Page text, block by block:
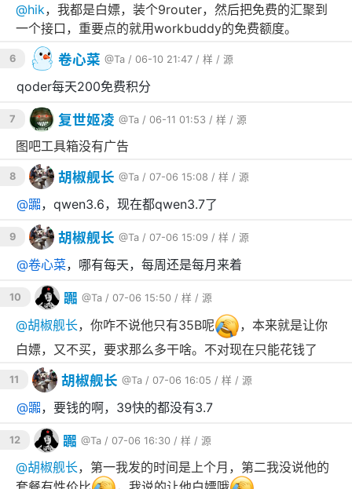
@hik，我都是白嫖，装个9router，然后把免费的汇聚到
一个接口，重要点的就用workbuddy的免费额度。
6 卷心菜 @Ta / 06-10 21:47 / 样 / 源
qoder每天200免费积分
7 复世姬凌 @Ta / 06-11 01:53 / 样 / 源
图吧工具箱没有广告
8 胡椒舰长 @Ta / 07-06 15:08 / 样 / 源
@嚻，qwen3.6，现在都qwen3.7了
9 胡椒舰长 @Ta / 07-06 15:09 / 样 / 源
@卷心菜，哪有每天，每周还是每月来着
10 嚻 @Ta / 07-06 15:50 / 样 / 源
@胡椒舰长，你咋不说他只有35B呢
，本来就是让你
白嫖，又不买，要求那么多干啥。不对现在只能花钱了
11 胡椒舰长 @Ta / 07-06 16:05 / 样 / 源
@嚻，要钱的啊，39快的都没有3.7
12 嚻 @Ta / 07-06 16:30 / 样 / 源
@胡椒舰长，第一我发的时间是上个月，第二我没说他的